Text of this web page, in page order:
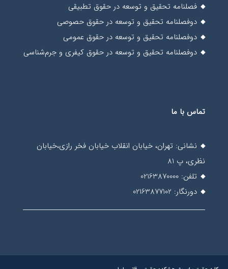
فصلنامه تحقیق و توسعه در حقوق تطبیقی
دوفصلنامه تحقیق و توسعه در حقوق حصوصی
دوفصلنامه تحقیق و توسعه در حقوق عمومی
دوفصلنامه تحقیق و توسعه در حقوق کیفری و جرم‌شناسی
تماس با ما
نشانی: تهران، خیابان انقلاب خیابان فخر رازی،خیابان
نظری، پ 81
تلفن: 02163870000
دورنگار: 02163877102